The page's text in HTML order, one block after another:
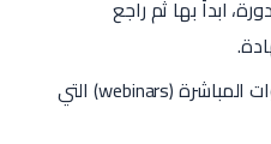
ابدأ بها ثم راجع
انتبه لفرق التوقيت في الندوات المباشرة (webinars) التي